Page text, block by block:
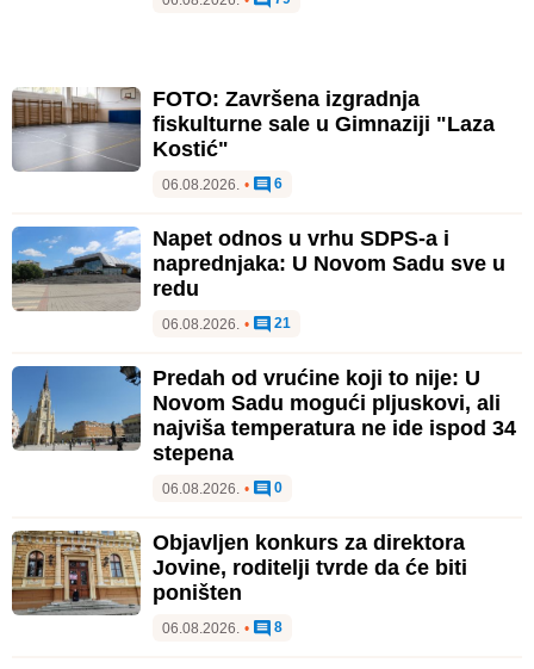
FOTO: Završena izgradnja
fiskulturne sale u Gimnaziji "Laza
Kostić"
06.08.2026. • 6
Napet odnos u vrhu SDPS-a i
naprednjaka: U Novom Sadu sve u
redu
06.08.2026. • 21
Predah od vrućine koji to nije: U
Novom Sadu mogući pljuskovi, ali
najviša temperatura ne ide ispod 34
stepena
06.08.2026. • 0
Objavljen konkurs za direktora
Jovine, roditelji tvrde da će biti
poništen
06.08.2026. • 8